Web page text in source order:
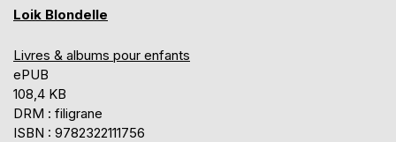
Loik Blondelle
Livres & albums pour enfants
ePUB
108,4 KB
DRM : filigrane
ISBN : 9782322111756